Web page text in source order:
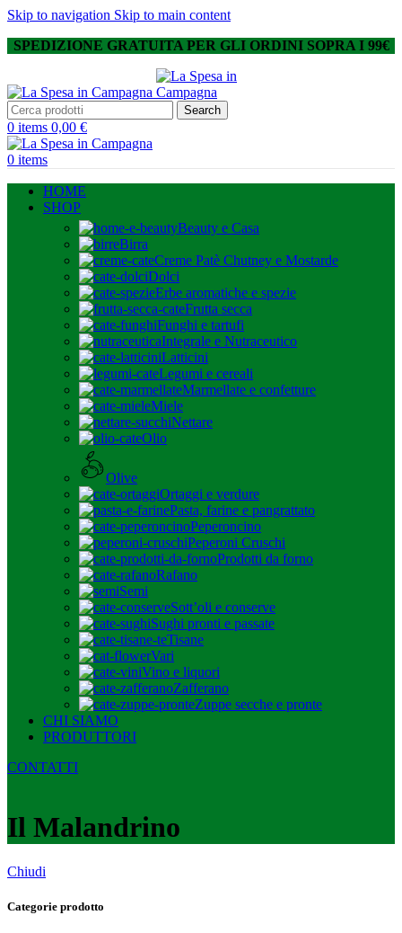
Skip to navigation Skip to main content
SPEDIZIONE GRATUITA PER GLI ORDINI SOPRA I 99€
Search
0 items 0,00 €
0 items
HOME
SHOP
Beauty e Casa
Birra
Creme Patè Chutney e Mostarde
Dolci
Erbe aromatiche e spezie
Frutta secca
Funghi e tartufi
Integrale e Nutraceutico
Latticini
Legumi e cereali
Marmellate e confetture
Miele
Nettare
Olio
Olive
Ortaggi e verdure
Pasta, farine e pangrattato
Peperoncino
Peperoni Cruschi
Prodotti da forno
Rafano
Semi
Sott’oli e conserve
Sughi pronti e passate
Tisane
Vari
Vino e liquori
Zafferano
Zuppe secche e pronte
CHI SIAMO
PRODUTTORI
CONTATTI
Il Malandrino
Chiudi
Categorie prodotto